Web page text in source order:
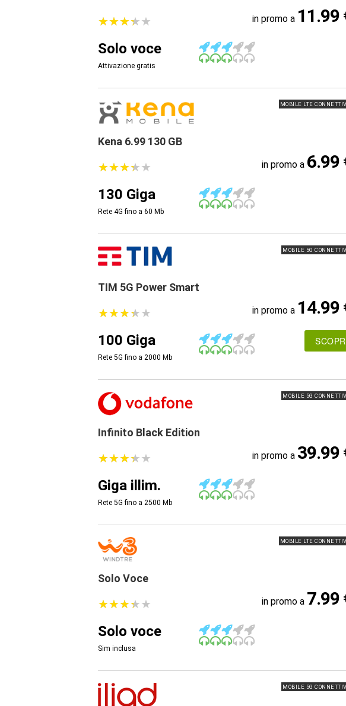
★★★★★
★★★★★ in promo a 11.99
Solo voce
Attivazione gratis
MOBILE LTE
Kena 6.99 130 GB
★★★★★
★★★★★ in promo a 6.99
130 Giga
Rete 4G fino a 60 Mb
MOBILE 5G
TIM 5G Power Smart
★★★★★
★★★★★ in promo a 14.99
100 Giga
Rete 5G fino a 2000 Mb
MOBILE 5G
Infinito Black Edition
★★★★★
★★★★★ in promo a 39.99
Giga illim.
Rete 5G fino a 2500 Mb
MOBILE LTE
Solo Voce
★★★★★
★★★★★ in promo a 7.99
Solo voce
Sim inclusa
MOBILE 5G